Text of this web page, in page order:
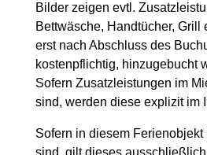
Bilder zeigen evtl.
Bettwäsche, Handtücher, Grill
erst nach Abschluss des
kostenpflichtig, hinzugebucht
Sofern Zusatzleistungen im
sind, werden diese explizit im
Sofern in diesem
sind, gilt dieses ausschließlich